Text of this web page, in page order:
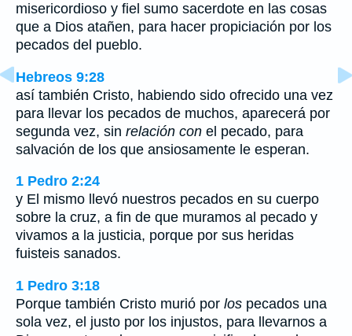
misericordioso y fiel sumo sacerdote en las cosas
que a Dios atañen, para hacer propiciación por los
pecados del pueblo.
Hebreos 9:28
así también Cristo, habiendo sido ofrecido una vez
para llevar los pecados de muchos, aparecerá por
segunda vez, sin relación con el pecado, para
salvación de los que ansiosamente le esperan.
1 Pedro 2:24
y El mismo llevó nuestros pecados en su cuerpo
sobre la cruz, a fin de que muramos al pecado y
vivamos a la justicia, porque por sus heridas
fuisteis sanados.
1 Pedro 3:18
Porque también Cristo murió por los pecados una
sola vez, el justo por los injustos, para llevarnos a